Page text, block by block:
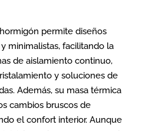
permite diseños
minimalistas, facilitando la
de aislamiento continuo,
y soluciones de
Además, su masa térmica
cambios bruscos de
el confort interior. Aunque